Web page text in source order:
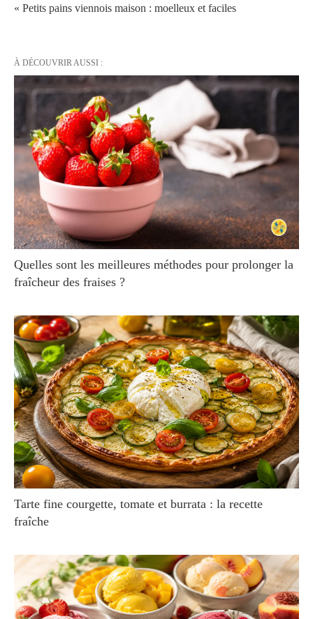
« Petits pains viennois maison : moelleux et faciles
À DÉCOUVRIR AUSSI :
Quelles sont les meilleures méthodes pour prolonger la
fraîcheur des fraises ?
Tarte fine courgette, tomate et burrata : la recette
fraîche